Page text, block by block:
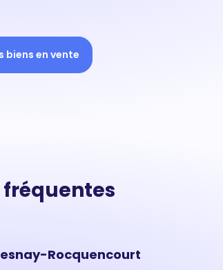
biens en vente
Rocquencourt